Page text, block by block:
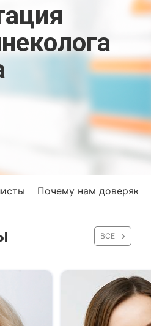
Почему нам доверяют
ВСЕ